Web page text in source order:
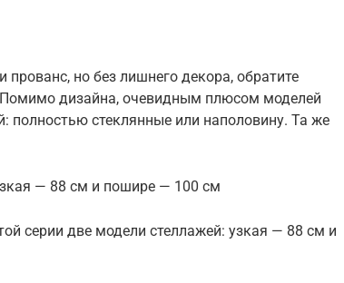
но без лишнего декора, обратите
дизайна, очевидным плюсом моделей
полностью стеклянные или наполовину. Та же
— 88 см и пошире — 100 см
серии две модели стеллажей: узкая — 88 см и